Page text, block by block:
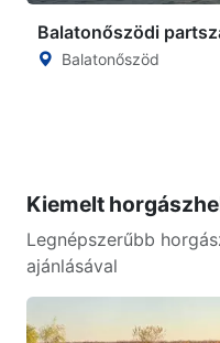
Balatonőszödi
Balatonőszöd
Kiemelt
Legnépszerűbb
ajánlásával